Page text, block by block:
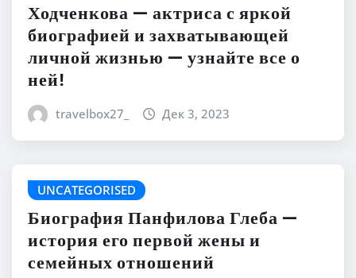
Ходченкова — актриса с яркой
биографией и захватывающей
личной жизнью — узнайте все о
ней!
travelbox27_ Дек 3, 2023
UNCATEGORISED
Биография Панфилова Глеба —
история его первой жены и
семейных отношений